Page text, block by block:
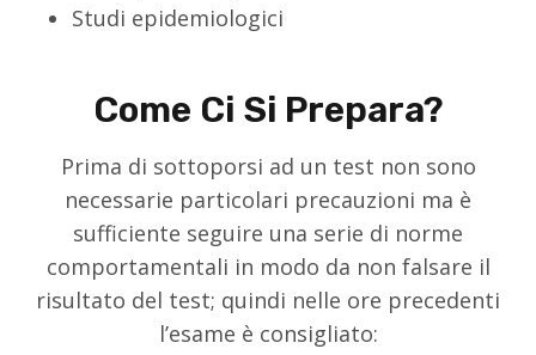
Studi epidemiologici
Come Ci Si Prepara?
Prima di sottoporsi ad un test non sono
necessarie particolari precauzioni ma è
sufficiente seguire una serie di norme
comportamentali in modo da non falsare il
risultato del test; quindi nelle ore precedenti
l’esame è consigliato: